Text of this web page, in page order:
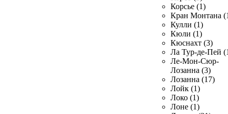
Корсье (1)
Кран Монтана
Кулли (1)
Кюли (1)
Кюснахт (3)
Ла Тур-де-Пей
Ле-Мон-Сюр-
Лозанна (3)
Лозанна (17)
Лойк (1)
Локо (1)
Лоне (1)